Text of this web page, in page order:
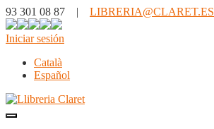
93 301 08 87 | LIBRERIA@CLARET.ES
Iniciar sesión
Català
Español